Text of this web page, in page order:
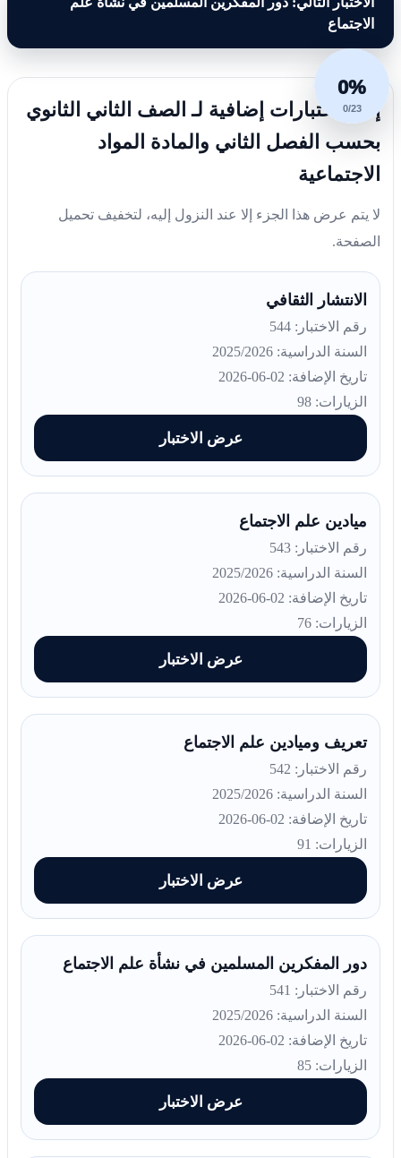
الاجتماع
0%
0/23
إليك اختبارات إضافية لـ الصف الثاني الثانوي
بحسب الفصل الثاني والمادة المواد
الاجتماعية
لا يتم عرض هذا الجزء إلا عند النزول إليه، لتخفيف تحميل
الصفحة.
الانتشار الثقافي
رقم الاختبار: 544
السنة الدراسية: 2025/2026
تاريخ الإضافة: 02-06-2026
الزيارات: 98
عرض الاختبار
ميادين علم الاجتماع
رقم الاختبار: 543
السنة الدراسية: 2025/2026
تاريخ الإضافة: 02-06-2026
الزيارات: 76
عرض الاختبار
تعريف وميادين علم الاجتماع
رقم الاختبار: 542
السنة الدراسية: 2025/2026
تاريخ الإضافة: 02-06-2026
الزيارات: 91
عرض الاختبار
دور المفكرين المسلمين في نشأة علم الاجتماع
رقم الاختبار: 541
السنة الدراسية: 2025/2026
تاريخ الإضافة: 02-06-2026
الزيارات: 85
عرض الاختبار